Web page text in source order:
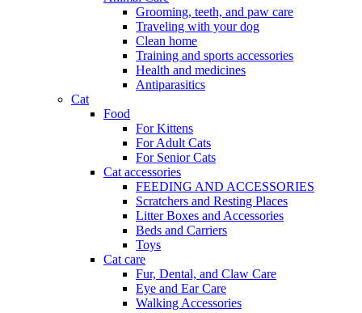
Grooming, teeth, and paw care
Traveling with your dog
Clean home
Training and sports accessories
Health and medicines
Antiparasitics
Cat
Food
For Kittens
For Adult Cats
For Senior Cats
Cat accessories
FEEDING AND ACCESSORIES
Scratchers and Resting Places
Litter Boxes and Accessories
Beds and Carriers
Toys
Cat care
Fur, Dental, and Claw Care
Eye and Ear Care
Walking Accessories